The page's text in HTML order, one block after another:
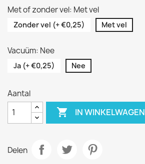
Met of zonder vel: Met vel
Zonder vel (+ €0,25) Met vel
Vacuüm: Nee
Ja (+ €0,25) Nee
Aantal
 IN WINKELWAGEN
Delen